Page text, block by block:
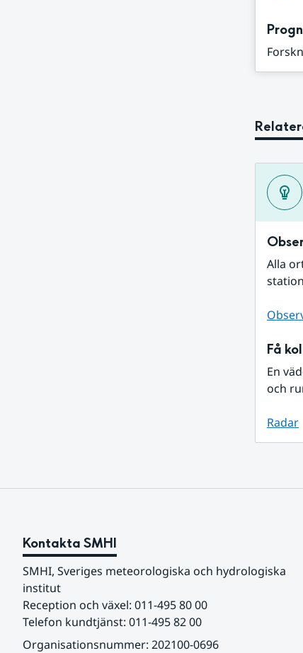
Alla
Få
En
och
Radar
Kontakta SMHI
SMHI, Sveriges meteorologiska och hydrologiska
institut
Reception och växel: 011-495 80 00
Telefon kundtjänst: 011-495 82 00
Organisationsnummer: 202100-0696